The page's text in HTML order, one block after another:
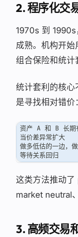
2. 程序化交
1970s 到
成熟。机构开始
组合保险和统计
统计套利的核心
是寻找相对错价：
资产 A 和 B 长期
当价差异常扩大
做多低估的一边，
等待关系回归
这类方法推动了
market neutral
3. 高频交易